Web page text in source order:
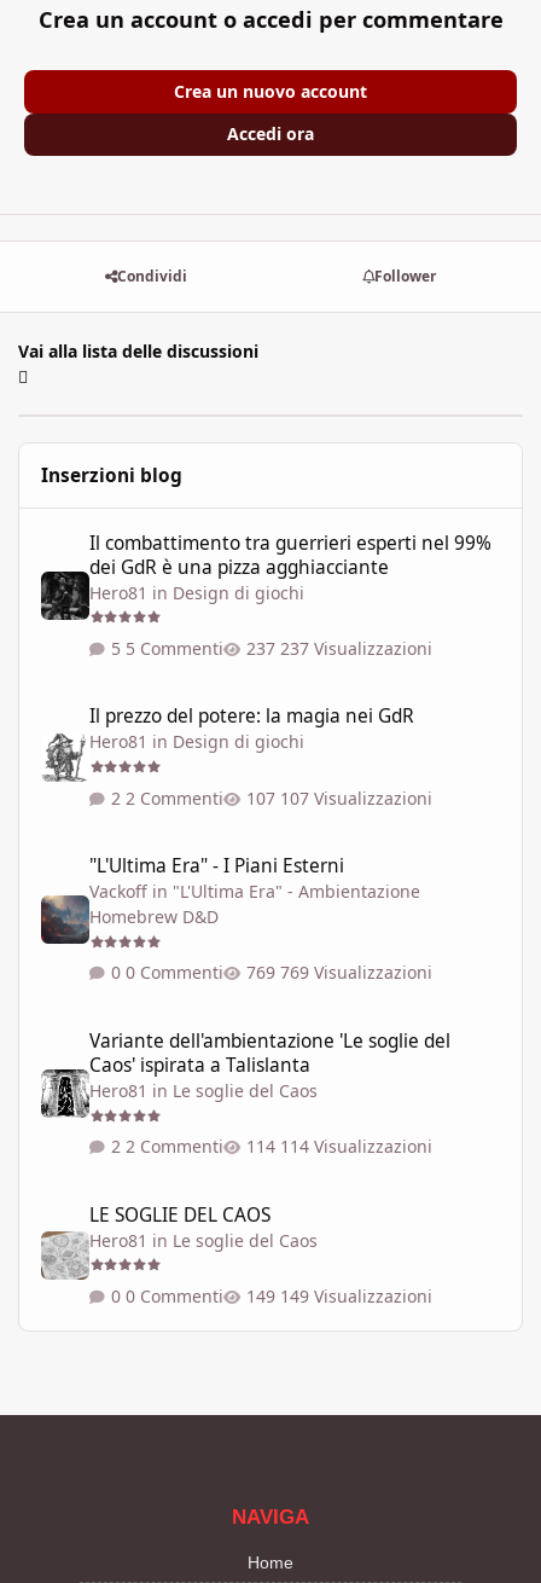
Crea un account o accedi per commentare
Crea un nuovo account
Accedi ora
Condividi Follower
Vai alla lista delle discussioni
Inserzioni blog
Il combattimento tra guerrieri esperti nel 99%
dei GdR è una pizza agghiacciante
Hero81 in Design di giochi
5 Commenti 237 Visualizzazioni
Il prezzo del potere: la magia nei GdR
Hero81 in Design di giochi
2 Commenti 107 Visualizzazioni
"L'Ultima Era" - I Piani Esterni
Vackoff in "L'Ultima Era" - Ambientazione
Homebrew D&D
0 Commenti 769 Visualizzazioni
Variante dell'ambientazione 'Le soglie del
Caos' ispirata a Talislanta
Hero81 in Le soglie del Caos
2 Commenti 114 Visualizzazioni
LE SOGLIE DEL CAOS
Hero81 in Le soglie del Caos
0 Commenti 149 Visualizzazioni
NAVIGA
Home